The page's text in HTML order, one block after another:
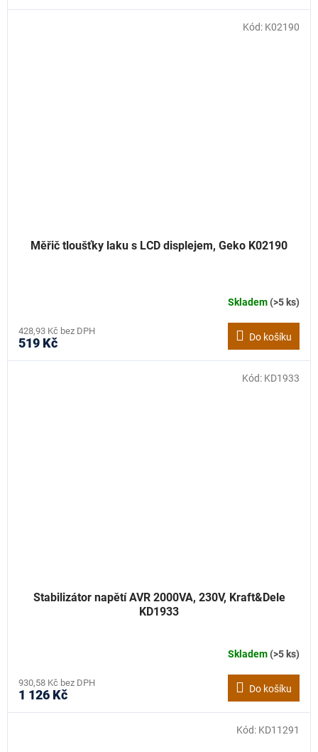
Měřič tloušťky laku s LCD displejem, Geko K02190
Skladem(>5 ks)
428,93 Kč bez DPH
519 Kč Do košíku
Kód: K02190
Stabilizátor napětí AVR 2000VA, 230V, Kraft&Dele
KD1933
Skladem(>5 ks)
930,58 Kč bez DPH
1 126 Kč Do košíku
Kód: KD1933
Kód: KD11291